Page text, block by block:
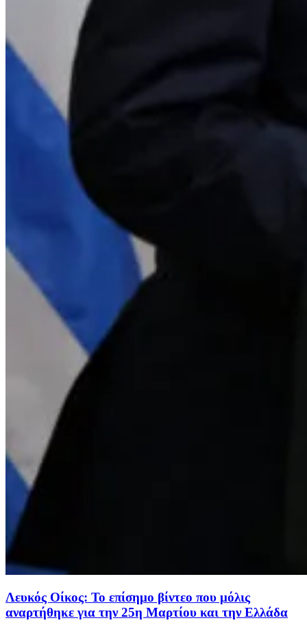
Λευκός Οίκος: Το επίσημο βίντεο που μόλις
αναρτήθηκε για την 25η Μαρτίου και την Ελλάδα